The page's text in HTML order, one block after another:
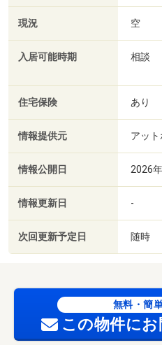
現況 空
入居可能時期 相談
住宅保険 あり
情報提供元 アッ
情報公開日 2026
情報更新日 -
次回更新予定日 随時
無料・簡
この物件に